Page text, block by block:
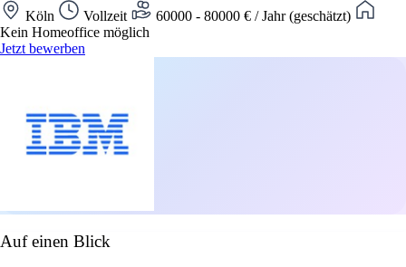
Köln Vollzeit
60000 - 80000 € / Jahr (geschätzt)
Kein Homeoffice möglich
Jetzt bewerben
Auf einen Blick